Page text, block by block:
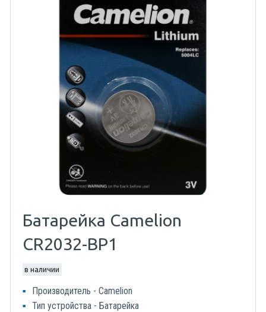
Батарейка Camelion
CR2032-BP1
в наличии
Производитель - Camelion
Тип устройства - Батарейка